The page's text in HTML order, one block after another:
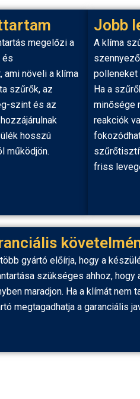
megelőzi a
és
ami növeli a klíma
szűrők, az
szint és az
hosszú
működjön.
Jobb
A klíma
polleneket
Ha a
minősége
reakciók
friss
gyártó előírja, hogy a
szükséges ahhoz, hogy
maradjon. Ha a klímát nem
megtagadhatja a garanciális